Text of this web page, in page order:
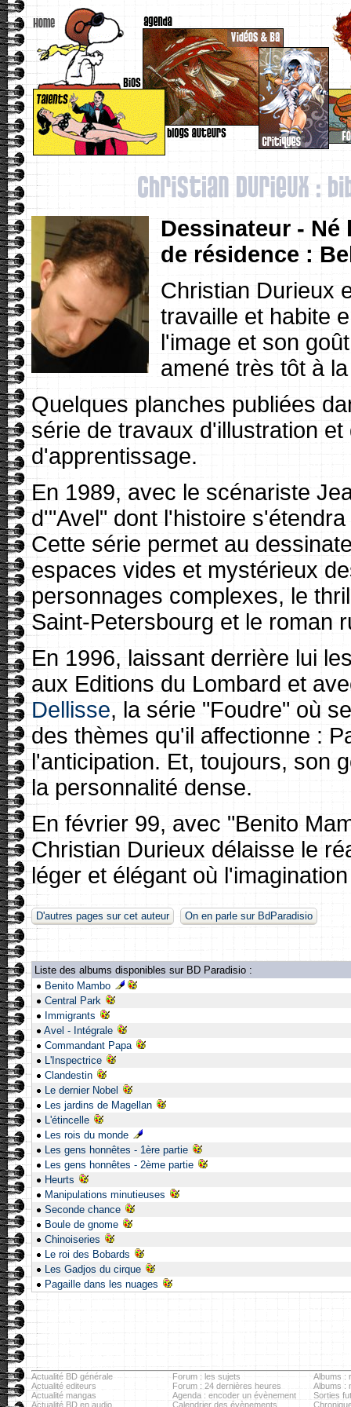
Dessinateur - Né
de résidence :
Christian Durieux
travaille et habite
l'image et son
amené très tôt à
Quelques planches publiées
série de travaux d'illustration
d'apprentissage.
En 1989, avec le scénariste
d'"Avel" dont l'histoire
Cette série permet au
espaces vides et mystérieux
personnages complexes, le
Saint-Petersbourg et le roman
En 1996, laissant derrière lui
aux Editions du Lombard et
Dellisse, la série "Foudre" où
des thèmes qu'il affectionne :
l'anticipation. Et, toujours, son
la personnalité dense.
En février 99, avec "Benito
Christian Durieux délaisse le
léger et élégant où
D'autres pages sur cet auteur On en parle sur BdParadisio
Liste des albums disponibles sur BD Paradisio :
Benito Mambo
Central Park
Immigrants
Avel - Intégrale
Commandant Papa
L'Inspectrice
Clandestin
Le dernier Nobel
Les jardins de Magellan
L'étincelle
Les rois du monde
Les gens honnêtes - 1ère partie
Les gens honnêtes - 2ème partie
Heurts
Manipulations minutieuses
Seconde chance
Boule de gnome
Chinoiseries
Le roi des Bobards
Les Gadjos du cirque
Pagaille dans les nuages
Actualité BD générale
Actualité editeurs
Actualité mangas
Actualité BD en audio
Forum : les sujets
Forum : 24 dernières heures
Agenda : encoder un évènement
Calendrier des évènements
Albums :
Albums :
Sorties